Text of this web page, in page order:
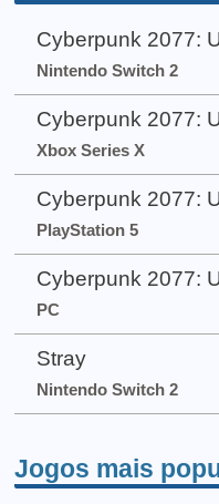
Cyberpunk 2077:
Nintendo Switch 2
Cyberpunk 2077:
Xbox Series X
Cyberpunk 2077:
PlayStation 5
Cyberpunk 2077:
PC
Stray
Nintendo Switch 2
Jogos mais